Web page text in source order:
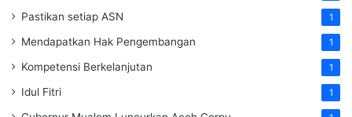
Pastikan setiap ASN 1
Mendapatkan Hak Pengembangan 1
Kompetensi Berkelanjutan 1
Idul Fitri 1